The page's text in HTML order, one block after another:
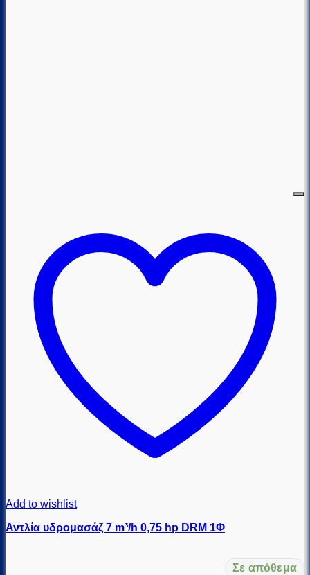
Add to wishlist
Αντλία υδρομασάζ 7 m³/h 0,75 hp DRM 1Φ
Σε απόθεμα